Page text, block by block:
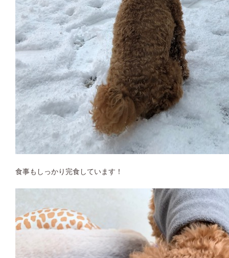
食事もしっかり完食しています！